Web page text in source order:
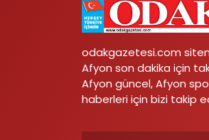
odakgazetesi.com
Afyon son dakika için
Afyon güncel, Afyon
haberleri için bizi takip